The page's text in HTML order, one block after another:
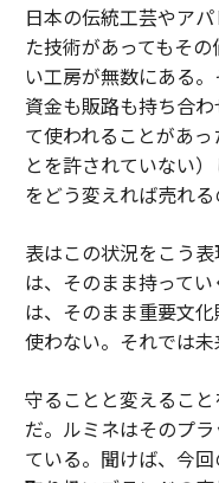
日本の伝統工芸やア
た技術があってもそ
い工房が無数にある
資金も販路も持ち合
て使われることがあ
とを許されていない
をどう変えれば売れる
表はこの状況をこう
は、そのまま持って
は、そのまま重要文化
使わない。それでは未
守ることと変えるこ
だ。ルミネはそのプ
ている。聞けば、今